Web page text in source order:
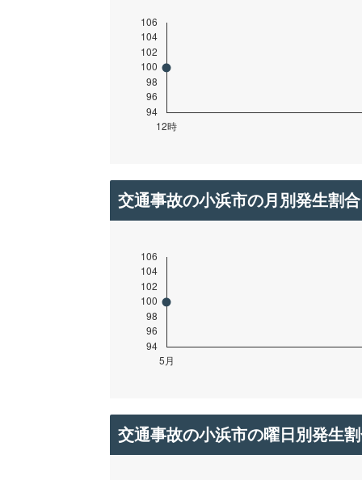
交通事故の小浜市の月別発生割合
交通事故の小浜市の曜日別発生